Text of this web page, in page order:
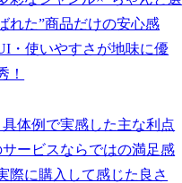
れた”商品だけの安心感
・使いやすさが地味に優
！
具体例で実感した主な利点
ービスならではの満足感
際に購入して感じた良さ